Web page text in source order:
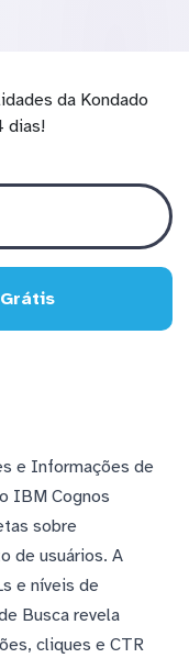
da Kondado
dias!
e Informações de
IBM Cognos
sobre
de usuários. A
e níveis de
Busca revela
cliques e CTR